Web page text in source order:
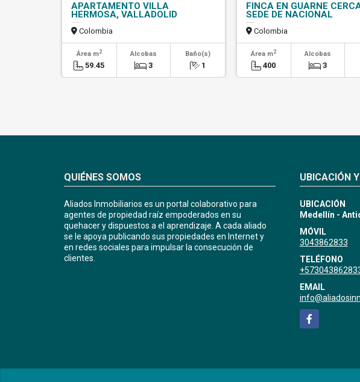
APARTAMENTO VILLA
HERMOSA, VALLADOLID
Colombia
Área m2
59.45
Alcobas
3
Baño(s)
1
FINCA EN GUARNE
SEDE DE NACIONAL
Colombia
Área m2
400
Alcobas
3
QUIÉNES SOMOS
Aliados Inmobiliarios es un portal colaborativo para
agentes de propiedad raíz empoderados en su
quehacer y dispuestos a el aprendizaje. A cada aliado
se le apoya publicando sus propiedades en Internet y
en redes sociales para impulsar la consecución de
clientes.
UBICACIÓN
UBICACIÓN
Medellín -
MÓVIL
3043862833
TELÉFONO
EMAIL
Facebook